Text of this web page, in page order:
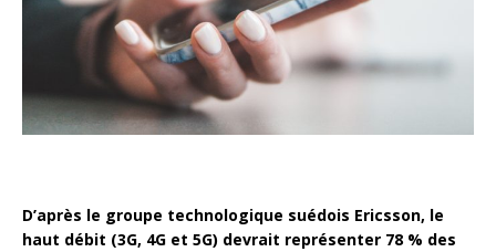
D’après le groupe technologique suédois Ericsson, le
haut débit (3G, 4G et 5G) devrait représenter 78 % des